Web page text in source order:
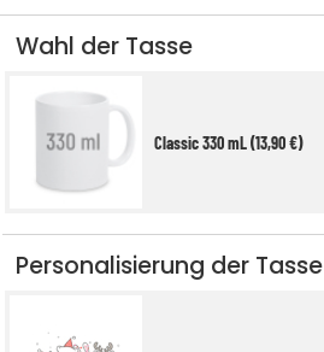
Wahl der Tasse
Classic 330 mL (13,90 €)
Personalisierung der Tasse